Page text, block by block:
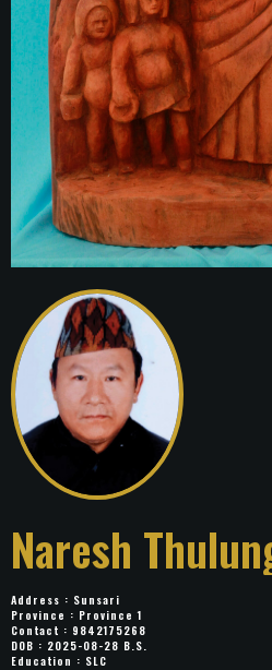
Naresh
Address : Sunsari
Province : Province 1
Contact : 9842175268
DOB : 2025-08-28 B.S.
Education : SLC